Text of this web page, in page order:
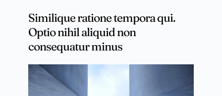
Similique ratione tempora qui.
Optio nihil aliquid non
consequatur minus